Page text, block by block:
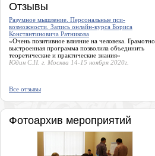
Отзывы
Разумное мышление. Персональные пси-
возможности. Запись онлайн-курса Бориса
Константиновича Ратникова
«Очень позитивное влияние на человека. Грамотно
выстроенная программа позволила объединить
теоретические и практические знания»
Юдин С.Н. г. Москва 14-15 ноября 2020г.
Все отзывы
Фотоархив мероприятий